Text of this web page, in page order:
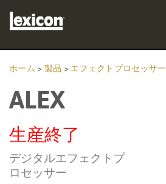
購入先
トレーニング
ホーム > 製品 > エフェクトプロセッサー
ALEX
生産終了
デジタルエフェクトプ
ロセッサー